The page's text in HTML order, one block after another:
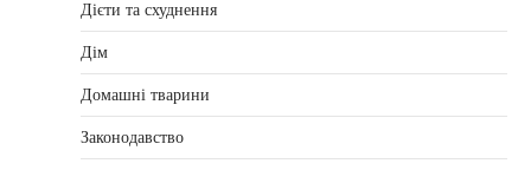
Дієти та схуднення
Дім
Домашні тварини
Законодавство